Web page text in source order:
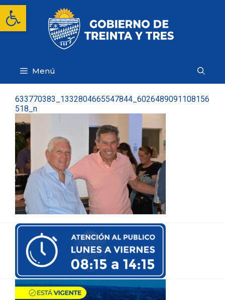
Abrir barra de herramientas
Saltar
contenido
Menú
633770383_1332804665547844_6026489091108156
518_n